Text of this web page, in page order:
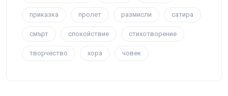
приказка пролет размисли сатира
смърт спокойствие стихотворение
творчество хора човек